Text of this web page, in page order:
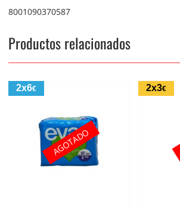
8001090370587
Productos relacionados
2x6€
AGOTADO
2x3€